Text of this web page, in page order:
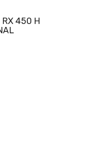
RX 450 H